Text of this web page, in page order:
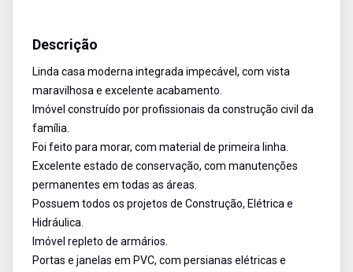
Descrição
Linda casa moderna integrada impecável, com vista
maravilhosa e excelente acabamento.
Imóvel construído por profissionais da construção civil da
família.
Foi feito para morar, com material de primeira linha.
Excelente estado de conservação, com manutenções
permanentes em todas as áreas.
Possuem todos os projetos de Construção, Elétrica e
Hidráulica.
Imóvel repleto de armários.
Portas e janelas em PVC, com persianas elétricas e